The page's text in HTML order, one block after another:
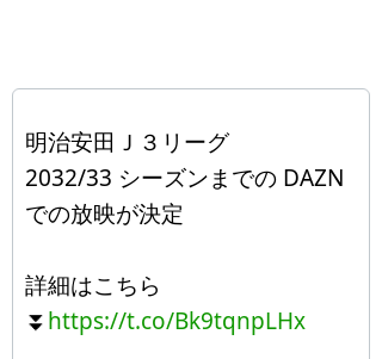
明治安田Ｊ３リーグ
2032/33 シーズンまでの DAZN
での放映が決定
詳細はこちら
⏬https://t.co/Bk9tqnpLHx